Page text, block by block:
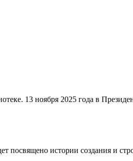
13 ноября 2025 года в
истории создания и